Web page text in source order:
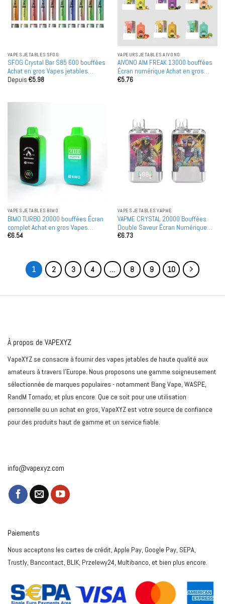
VAPES JETABLES SFOG
SFOG Crystal Bar S85 600 bouffées
Achat en gros Vapes jetables
rechargeables en gros
Depuis €5.98
VAPEURS JETABLES AIVONO
AIVONO AIM FREAK 13000 bouffées
Écran numérique Achat en gros
Vapes jetables rechargeables en
€5.76
VAPES JETABLES BIMO
BIMO TURBO 20000 bouffées Écran
complet Achat en gros Vapes
jetables rechargeables en gros
€6.54
VAPES JETABLES VAPME
VAPME CRYSTAL 20000 Bouffées
Double Saveur Écran Numérique
Achat en Gros Vapes Jetables
€6.73
1 2 3 4 … 8 9 10
À propos de VAPEXYZ
VapeXYZ se consacre à fournir des vapes jetables de haute qualité aux
amateurs à travers l'Europe. Nous proposons une gamme soigneusement
sélectionnée de marques populaires - notamment Bang Vape, WASPE,
RandM Tornado, et plus encore. Que ce soit pour une utilisation
personnelle ou un achat en gros, VapeXYZ est votre source de confiance
pour des produits haut de gamme et un service fiable.
info@vapexyz.com
Paiements
Nous acceptons les cartes de crédit, Apple Pay, Google Pay, SEPA,
Trustly, Bancontact, BLIK, Przelewy24, Multibanco, et bien plus encore.